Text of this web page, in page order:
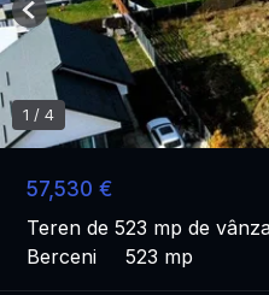
57,530 €
Teren de 523 mp de
Berceni
523 mp
1 / 4
Previous